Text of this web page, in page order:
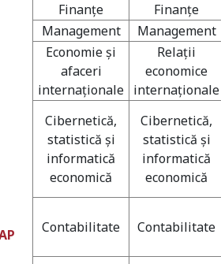
Finanţe
Finanţe
Management
Management
Economie şi
afaceri
internaţionale
Relaţii
economice
internaţionale
Cibernetică,
statistică şi
informatică
economică
Cibernetică,
statistică şi
informatică
economică
Contabilitate Contabilitate